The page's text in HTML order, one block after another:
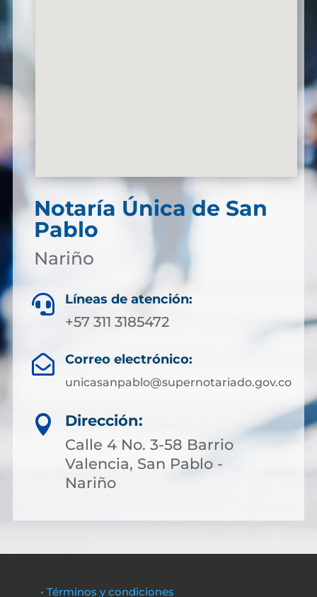
Notaría Única de San
Pablo
Nariño
 Líneas de atención:
+57 311 3185472
 Correo electrónico:
unicasanpablo@supernotariado.gov.co

Dirección:
Calle 4 No. 3-58 Barrio
Valencia, San Pablo -
Nariño
• Términos y condiciones